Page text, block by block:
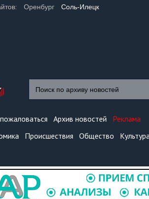
Оренбург Соль-Илецк
Архив новостей
Реклама
Происшествия Общество